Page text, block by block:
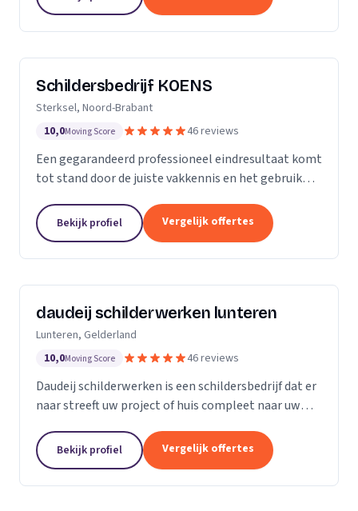
blijft...
Schildersbedrijf KOENS
Sterksel, Noord-Brabant
10,0Moving Score 46 reviews
Een gegarandeerd professioneel eindresultaat komt
tot stand door de juiste vakkennis en het gebruik
Bekijk profiel Vergelijk offertes
daudeij schilderwerken lunteren
Lunteren, Gelderland
10,0Moving Score 46 reviews
Daudeij schilderwerken is een schildersbedrijf dat er
naar streeft uw project of huis compleet naar uw
werken en beschikken over goede materialen die
ons...
Bekijk profiel Vergelijk offertes